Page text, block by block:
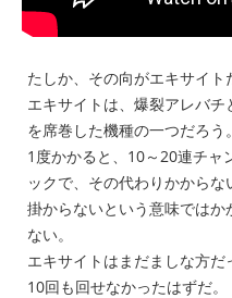
たしか、その向がエキサイト
エキサイトは、爆裂アレバ
を席巻した機種の一つだろう。
1度かかると、10～20連チャ
ックで、その代わりかからな
掛からないという意味では
ない。
エキサイトはまだましな方
10回も回せなかったはずだ。